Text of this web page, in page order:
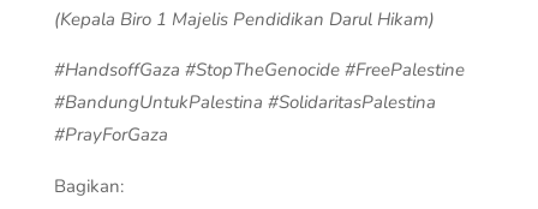
(Kepala Biro 1 Majelis Pendidikan Darul Hikam)
#HandsoffGaza #StopTheGenocide #FreePalestine
#BandungUntukPalestina #SolidaritasPalestina
#PrayForGaza
Bagikan: